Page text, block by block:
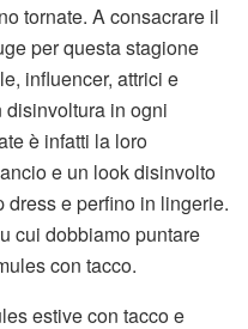
tornate. A consacrare il
per questa stagione
influencer, attrici e
in ogni
è infatti la loro
e un look disinvolto
e perfino in lingerie.
cui dobbiamo puntare
con tacco.
estive con tacco e